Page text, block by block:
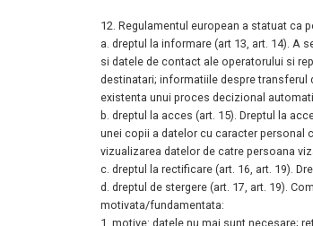
12. Regulamentul european a statuat ca
a. dreptul la informare (art 13, art. 14). A
si datele de contact ale operatorului si
destinatari; informatiile despre transferul
existenta unui proces decizional
b. dreptul la acces (art. 15). Dreptul la
unei copii a datelor cu caracter personal
vizualizarea datelor de catre persoana
c. dreptul la rectificare (art. 16, art. 19).
d. dreptul de stergere (art. 17, art. 19).
motivata/fundamentata:
1. motive: datele nu mai sunt necesare;